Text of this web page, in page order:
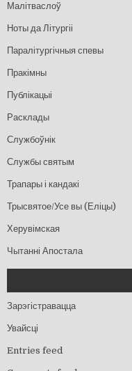
Малітваслоў
Ноты да Літургіі
Паралітургічныя спевы
Пракімны
Публікацыі
Расклады
Службоўнік
Службы святым
Трапары і кандакі
Трысвятое/Усе вы (Еліцы)
Херувімская
Чытанні Апостала
Зарэгістравацца
Увайсці
Entries feed